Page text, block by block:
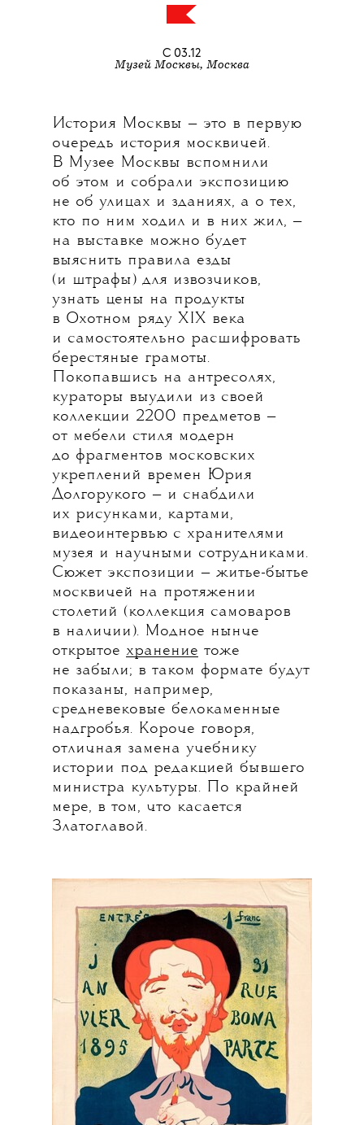
С 03.12
Музей Москвы, Москва
История Москвы — это в первую
очередь история москвичей.
В Музее Москвы вспомнили
об этом и собрали экспозицию
не об улицах и зданиях, а о тех,
кто по ним ходил и в них жил, —
на выставке можно будет
выяснить правила езды
(и штрафы) для извозчиков,
узнать цены на продукты
в Охотном ряду XIX века
и самостоятельно расшифровать
берестяные грамоты.
Покопавшись на антресолях,
кураторы выудили из своей
коллекции 2200 предметов —
от мебели стиля модерн
до фрагментов московских
укреплений времен Юрия
Долгорукого — и снабдили
их рисунками, картами,
видеоинтервью с хранителями
музея и научными сотрудниками.
Сюжет экспозиции — житье-бытье
москвичей на протяжении
столетий (коллекция самоваров
в наличии). Модное нынче
открытое хранение тоже
не забыли; в таком формате будут
показаны, например,
средневековые белокаменные
надгробья. Короче говоря,
отличная замена учебнику
истории под редакцией бывшего
министра культуры. По крайней
мере, в том, что касается
Златоглавой.